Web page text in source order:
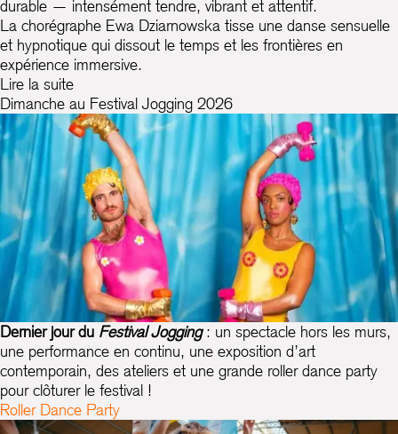
durable — intensément tendre, vibrant et attentif.
La chorégraphe Ewa Dziarnowska tisse une danse sensuelle
et hypnotique qui dissout le temps et les frontières en
expérience immersive.
Lire la suite
Dimanche au Festival Jogging 2026
Dernier jour du Festival Jogging: un spectacle hors les murs,
une performance en continu, une exposition d’art
contemporain, des ateliers et une grande roller dance party
pour clôturer le festival !
Roller Dance Party